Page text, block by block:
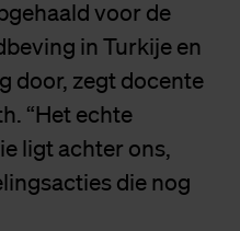
voor de
in Turkije en
door, zegt docente
“Het echte
ligt achter ons,
die nog